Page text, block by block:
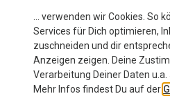
… verwenden wir Cookies. So
Services für Dich optimieren,
zuschneiden und dir
Anzeigen zeigen. Deine
Verarbeitung Deiner Daten u.a.
Mehr Infos findest Du auf der